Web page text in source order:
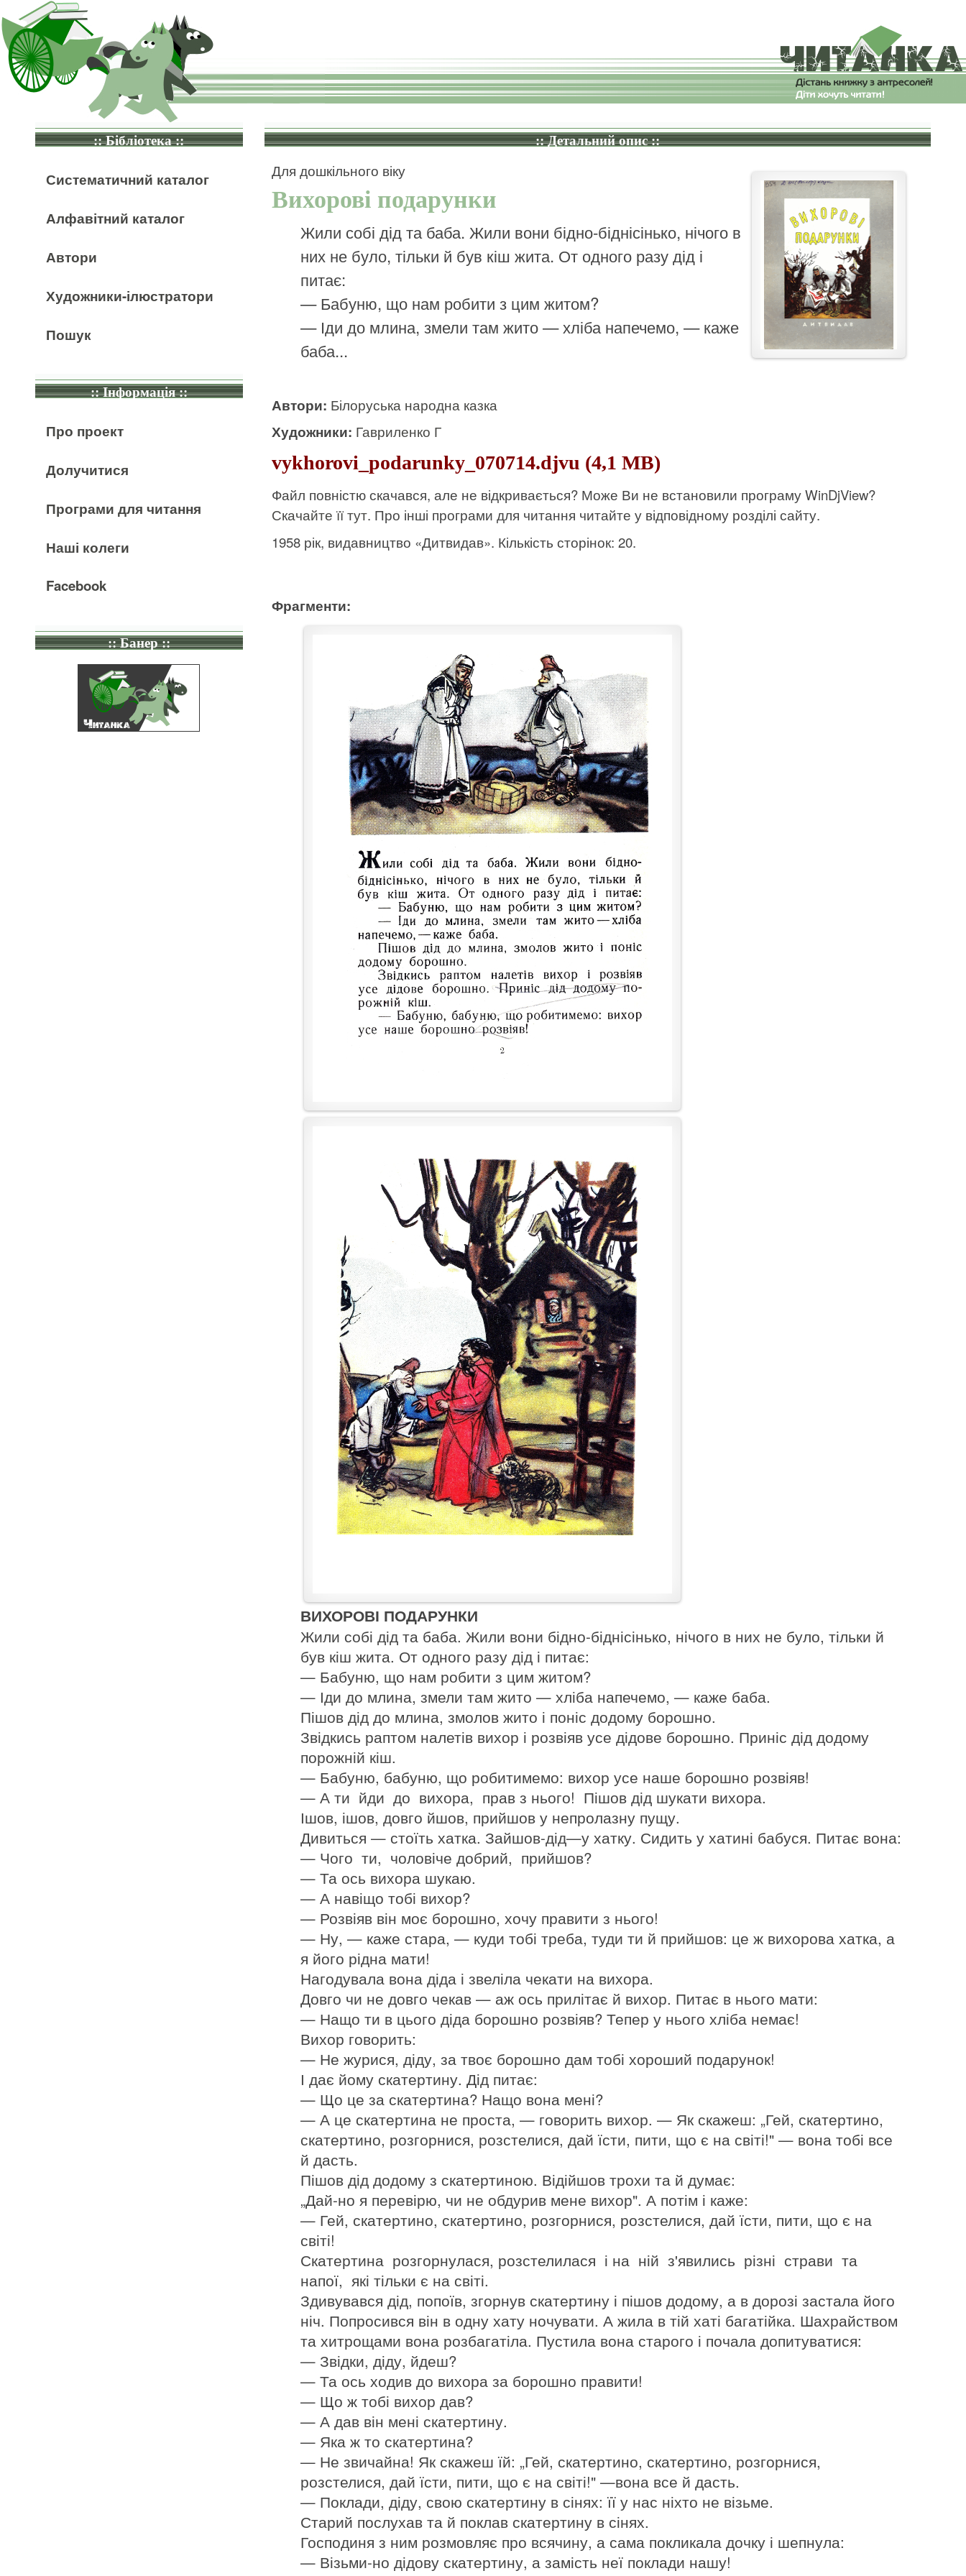
:: Бібліотека ::
Систематичний каталог
Алфавітний каталог
Автори
Художники-ілюстратори
Пошук
:: Інформація ::
Про проект
Долучитися
Програми для читання
Наші колеги
Facebook
:: Банер ::
:: Детальний опис ::
Для дошкільного віку
Вихорові подарунки
Жили собі дід та баба. Жили вони бідно-біднісінько, нічого в
них не було, тільки й був кіш жита. От одного разу дід і
питає:
— Бабуню, що нам робити з цим житом?
— Іди до млина, змели там жито — хліба напечемо, — каже
баба...
Автори: Білоруська народна казка
Художники: Гавриленко Г
vykhorovi_podarunky_070714.djvu (4,1 МВ)
Файл повністю скачався, але не відкривається? Може Ви не встановили програму WinDjView?
Скачайте її тут. Про інші програми для читання читайте у відповідному розділі сайту.
1958 рік, видавництво «Дитвидав». Кількість сторінок: 20.
Фрагменти:
ВИХОРОВІ ПОДАРУНКИ
Жили собі дід та баба. Жили вони бідно-біднісінько, нічого в них не було, тільки й
був кіш жита. От одного разу дід і питає:
— Бабуню, що нам робити з цим житом?
— Іди до млина, змели там жито — хліба напечемо, — каже баба.
Пішов дід до млина, змолов жито і поніс додому борошно.
Звідкись раптом налетів вихор і розвіяв усе дідове борошно. Приніс дід додому
порожній кіш.
— Бабуню, бабуню, що робитимемо: вихор усе наше борошно розвіяв!
— А ти йди до вихора, прав з нього! Пішов дід шукати вихора.
Ішов, ішов, довго йшов, прийшов у непролазну пущу.
Дивиться — стоїть хатка. Зайшов-дід—у хатку. Сидить у хатині бабуся. Питає вона:
— Чого ти, чоловіче добрий, прийшов?
— Та ось вихора шукаю.
— А навіщо тобі вихор?
— Розвіяв він моє борошно, хочу правити з нього!
— Ну, — каже стара, — куди тобі треба, туди ти й прийшов: це ж вихорова хатка, а
я його рідна мати!
Нагодувала вона діда і звеліла чекати на вихора.
Довго чи не довго чекав — аж ось прилітає й вихор. Питає в нього мати:
— Нащо ти в цього діда борошно розвіяв? Тепер у нього хліба немає!
Вихор говорить:
— Не журися, діду, за твоє борошно дам тобі хороший подарунок!
І дає йому скатертину. Дід питає:
— Що це за скатертина? Нащо вона мені?
— А це скатертина не проста, — говорить вихор. — Як скажеш: „Гей, скатертино,
скатертино, розгорнися, розстелися, дай їсти, пити, що є на світі!" — вона тобі все
й дасть.
Пішов дід додому з скатертиною. Відійшов трохи та й думає:
„Дай-но я перевірю, чи не обдурив мене вихор". А потім і каже:
— Гей, скатертино, скатертино, розгорнися, розстелися, дай їсти, пити, що є на
світі!
Скатертина розгорнулася, розстелилася і на ній з'явились різні страви та
напої, які тільки є на світі.
Здивувався дід, попоїв, згорнув скатертину і пішов додому, а в дорозі застала його
ніч. Попросився він в одну хату ночувати. А жила в тій хаті багатійка. Шахрайством
та хитрощами вона розбагатіла. Пустила вона старого і почала допитуватися:
— Звідки, діду, йдеш?
— Та ось ходив до вихора за борошно правити!
— Що ж тобі вихор дав?
— А дав він мені скатертину.
— Яка ж то скатертина?
— Не звичайна! Як скажеш їй: „Гей, скатертино, скатертино, розгорнися,
розстелися, дай їсти, пити, що є на світі!" —вона все й дасть.
— Поклади, діду, свою скатертину в сінях: її у нас ніхто не візьме.
Старий послухав та й поклав скатертину в сінях.
Господиня з ним розмовляє про всячину, а сама покликала дочку і шепнула:
— Візьми-но дідову скатертину, а замість неї поклади нашу!